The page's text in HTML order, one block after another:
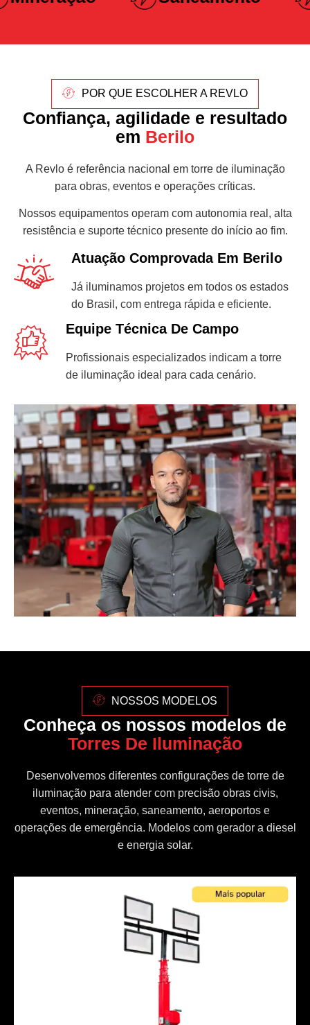
Pesada
POR QUE ESCOLHER A REVLO
Confiança, agilidade e resultado
em Berilo
A Revlo é referência nacional em torre de iluminação
para obras, eventos e operações críticas.
Nossos equipamentos operam com autonomia real, alta
resistência e suporte técnico presente do início ao fim.
Atuação Comprovada Em Berilo
Já iluminamos projetos em todos os estados
do Brasil, com entrega rápida e eficiente.
Equipe Técnica De Campo
Profissionais especializados indicam a torre
de iluminação ideal para cada cenário.
NOSSOS MODELOS
Conheça os nossos modelos de
Torres De Iluminação
Desenvolvemos diferentes configurações de torre de
iluminação para atender com precisão obras civis,
eventos, mineração, saneamento, aeroportos e
operações de emergência. Modelos com gerador a diesel
e energia solar.